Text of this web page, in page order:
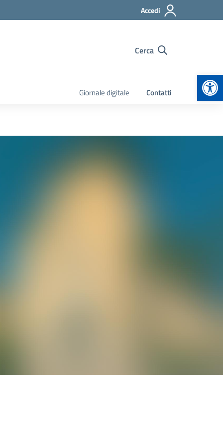
Accedi
Cerca
Giornale digitale Contatti